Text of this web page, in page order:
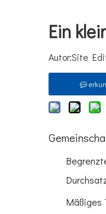
Ein
Autor:Site
Mäßiges